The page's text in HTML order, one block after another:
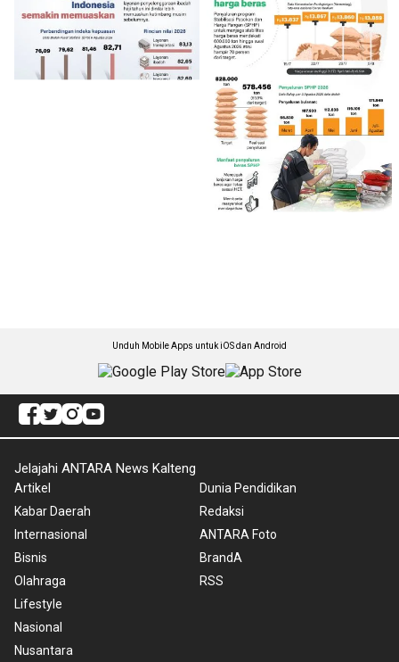
Unduh Mobile Apps untuk iOS dan Android
Jelajahi ANTARA News Kalteng
Artikel
Kabar Daerah
Internasional
Bisnis
Olahraga
Lifestyle
Nasional
Nusantara
Dunia Pendidikan
Redaksi
ANTARA Foto
BrandA
RSS